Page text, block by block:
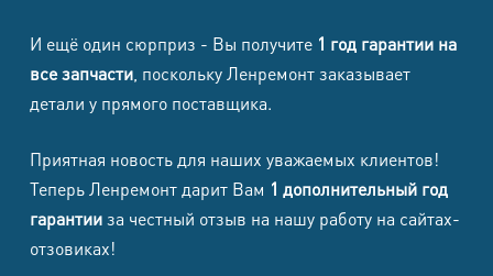
настройка
Обрезка SIM-
карты / nano-
SIM
Ремонт кнопок
корпуса
от 1985 2490
И ещё один сюрприз - Вы получите 1 год гарантии на
все запчасти, поскольку Ленремонт заказывает
детали у прямого поставщика.
Приятная новость для наших уважаемых клиентов!
Теперь Ленремонт дарит Вам 1 дополнительный год
гарантииза честный отзыв на нашу работу на сайтах-
отзовиках!